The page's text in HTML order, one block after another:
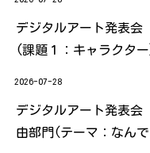
デジタルアート発表
(課題１：キャラクター
2026-07-28
デジタルアート発表
由部門(テーマ：なんで